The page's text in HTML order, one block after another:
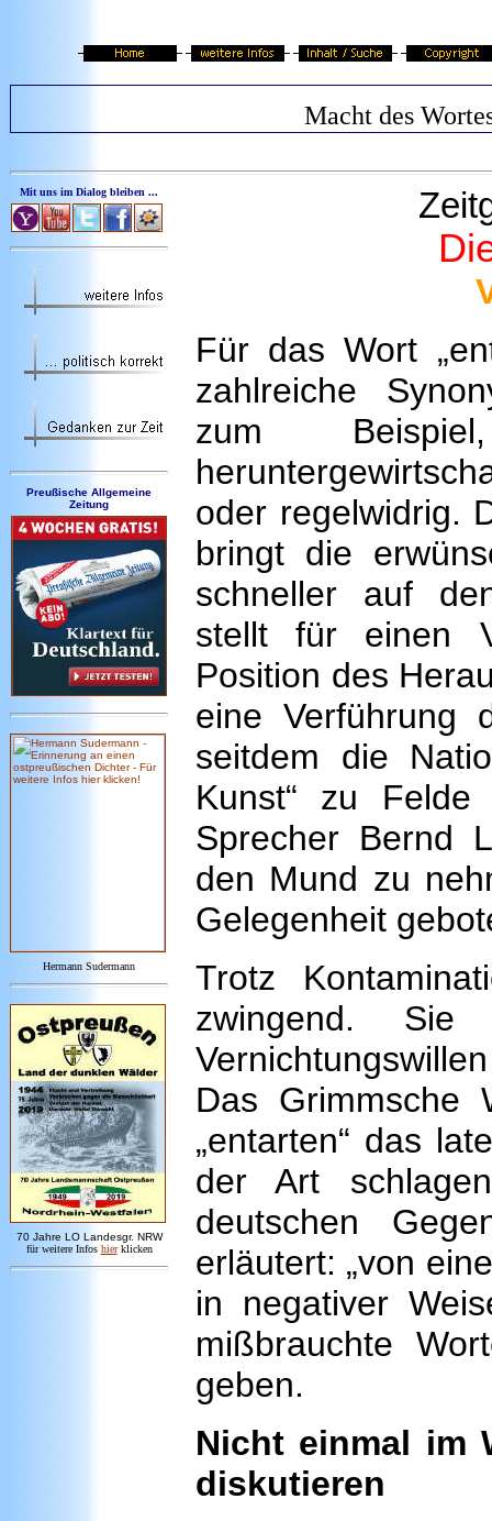
Macht des
Mit uns im Dialog bleiben ...
Preußische Allgemeine
Zeitung
Hermann Sudermann
70 Jahre LO Landesgr. NRW
für weitere Infos hier klicken
Für das Wort
zahlreiche
zum
oder regelwidrig.
bringt die
schneller auf
stellt für einen
Position des
eine Verführung
seitdem die
Kunst“ zu
Sprecher Bernd
den Mund zu
Gelegenheit
Trotz
zwingend.
Das Grimmsche
„entarten“ das
der Art
deutschen
erläutert: „von
in negativer
mißbrauchte
geben.
Nicht einmal im
diskutieren